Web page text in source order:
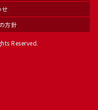
せ
方針
Reserved.